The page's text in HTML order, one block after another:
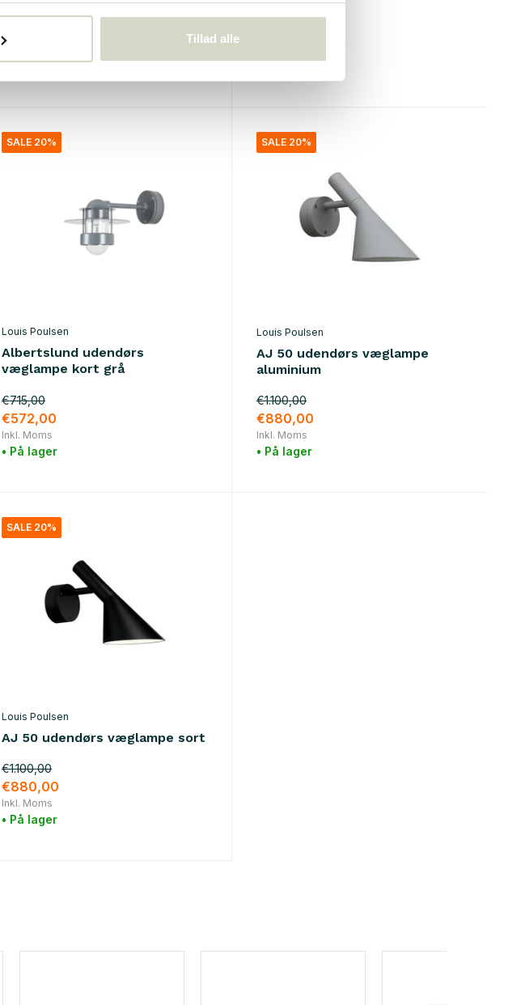
Tillad alle
€785,00
€628,00
Inkl. Moms
• På lager
€785,00
SALE 20%
Louis Poulsen
Albertslund udendørs
væglampe kort grå
€715,00
€572,00
Inkl. Moms
• På lager
SALE 20%
Louis Poulsen
AJ 50 udendørs væglampe
aluminium
€1.100,00
€880,00
Inkl. Moms
• På lager
SALE 20%
Louis Poulsen
AJ 50 udendørs væglampe sort
€1.100,00
€880,00
Inkl. Moms
• På lager